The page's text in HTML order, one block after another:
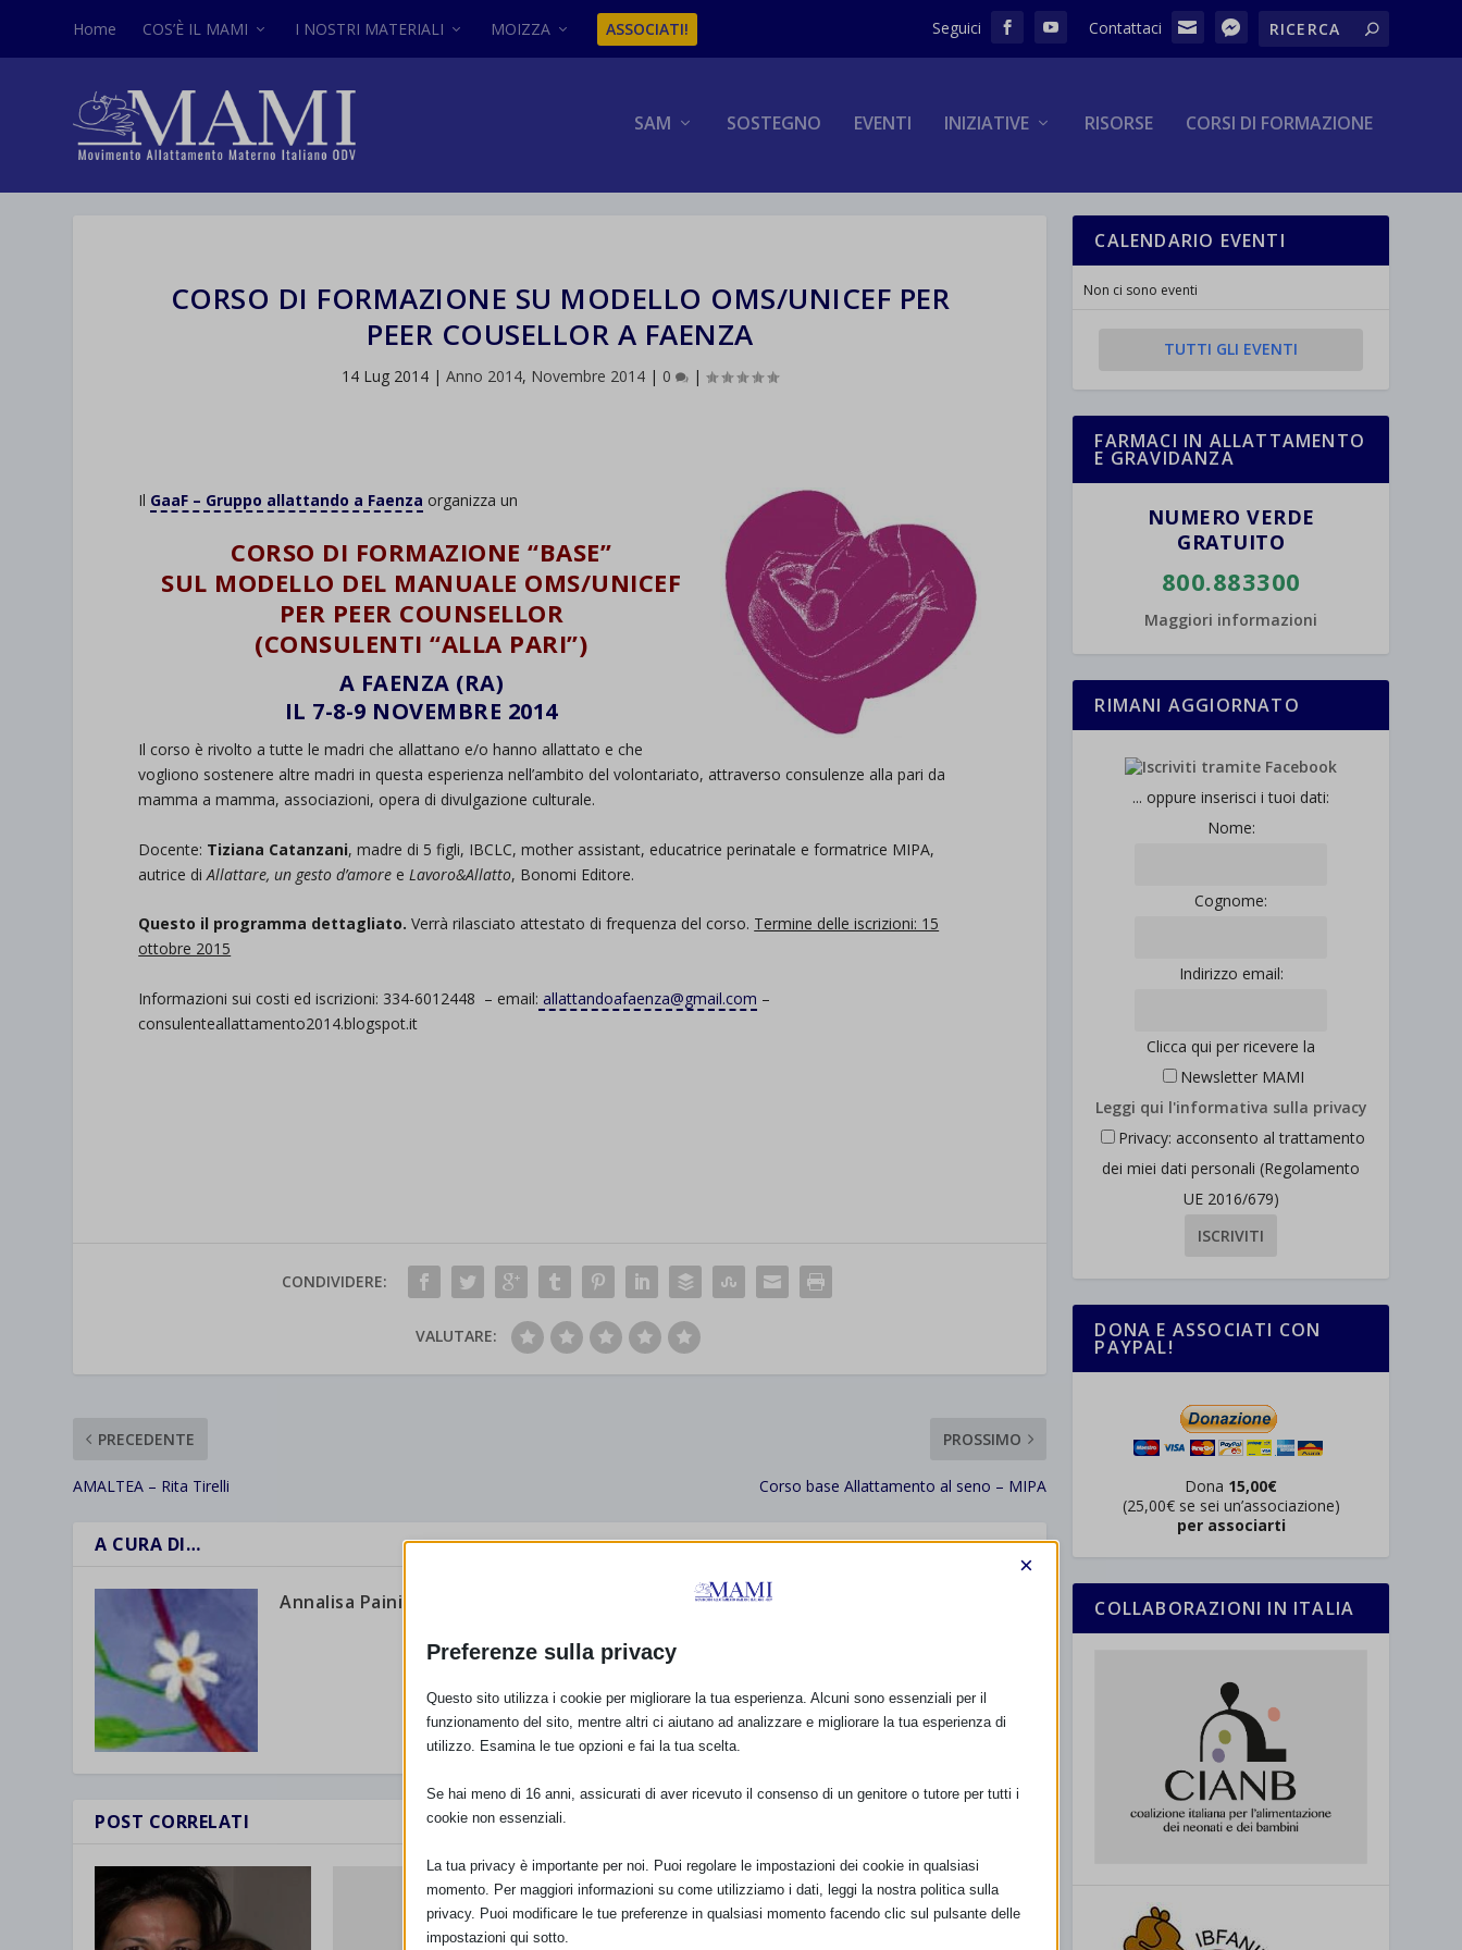
Home COS’È IL MAMI I NOSTRI MATERIALI MOIZZA ASSOCIATI!
SAM SOSTEGNO EVENTI INIZIATIVE RISORSE CORSI DI FORMAZIONE
CORSO DI FORMAZIONE SU MODELLO OMS/UNICEF PER
PEER COUSELLOR A FAENZA
14 Lug 2014 |Anno 2014, Novembre 2014 | 0 |
Il GaaF – Gruppo allattando a Faenza organizza un
CORSO DI FORMAZIONE “BASE”
SUL MODELLO DEL MANUALE OMS/UNICEF
PER PEER COUNSELLOR
(CONSULENTI “ALLA PARI”)
A FAENZA (RA)
IL 7-8-9 NOVEMBRE 2014
Il corso è rivolto a tutte le madri che allattano e/o hanno allattato e che
vogliono sostenere altre madri in questa esperienza nell’ambito del volontariato, attraverso consulenze alla pari da
mamma a mamma, associazioni, opera di divulgazione culturale.
Docente: Tiziana Catanzani, madre di 5 figli, IBCLC, mother assistant, educatrice perinatale e formatrice MIPA,
autrice diAllattare, un gesto d’amore e Lavoro&Allatto, Bonomi Editore.
Questo il programma dettagliato. Verrà rilasciato attestato di frequenza del corso. Termine delle iscrizioni: 15
ottobre 2015
Informazioni sui costi ed iscrizioni: 334-6012448 – email: allattandoafaenza@gmail.com –
consulenteallattamento2014.blogspot.it
CONDIVIDERE:
VALUTARE:
PRECEDENTE
AMALTEA – Rita Tirelli
PROSSIMO
Corso base Allattamento al seno – MIPA
A CURA DI…
Annalisa Paini
POST CORRELATI
CALENDARIO EVENTI
Non ci sono eventi
TUTTI GLI EVENTI
FARMACI IN ALLATTAMENTO
E GRAVIDANZA
NUMERO VERDE
GRATUITO
800.883300
Maggiori informazioni
RIMANI AGGIORNATO
... oppure inserisci i tuoi dati:
Nome:
Cognome:
Indirizzo email:
Clicca qui per ricevere la
Newsletter MAMI
Leggi qui l'informativa sulla privacy
Privacy: acconsento al trattamento
dei miei dati personali (Regolamento
UE 2016/679)
DONA E ASSOCIATI CON
PAYPAL!
Dona 15,00€
(25,00€ se sei un’associazione)
per associarti
COLLABORAZIONI IN ITALIA
Preferenze sulla privacy
×
Questo sito utilizza i cookie per migliorare la tua esperienza. Alcuni sono essenziali per il
funzionamento del sito, mentre altri ci aiutano ad analizzare e migliorare la tua esperienza di
utilizzo. Esamina le tue opzioni e fai la tua scelta.
Se hai meno di 16 anni, assicurati di aver ricevuto il consenso di un genitore o tutore per tutti i
cookie non essenziali.
La tua privacy è importante per noi. Puoi regolare le impostazioni dei cookie in qualsiasi
momento. Per maggiori informazioni su come utilizziamo i dati, leggi la nostra politica sulla
privacy. Puoi modificare le tue preferenze in qualsiasi momento facendo clic sul pulsante delle
impostazioni qui sotto.